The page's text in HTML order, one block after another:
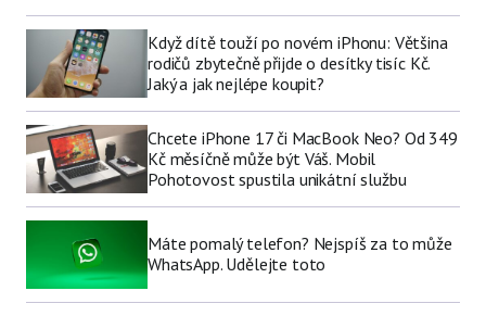
Když dítě touží po novém iPhonu: Většina
rodičů zbytečně přijde o desítky tisíc Kč.
Jaký a jak nejlépe koupit?
Chcete iPhone 17 či MacBook Neo? Od 349
Kč měsíčně může být Váš. Mobil
Pohotovost spustila unikátní službu
Máte pomalý telefon? Nejspíš za to může
WhatsApp. Udělejte toto